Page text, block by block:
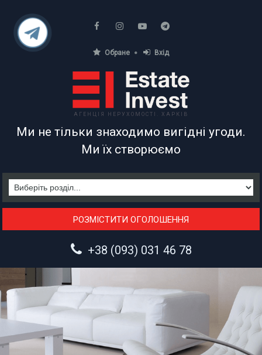
Обране Вхід
АГЕНЦІЯ НЕРУХОМОСТІ. ХАРКІВ
Ми не тільки знаходимо вигідні угоди.
Ми їх створюємо
РОЗМІСТИТИ ОГОЛОШЕННЯ
+38 (093) 031 46 78